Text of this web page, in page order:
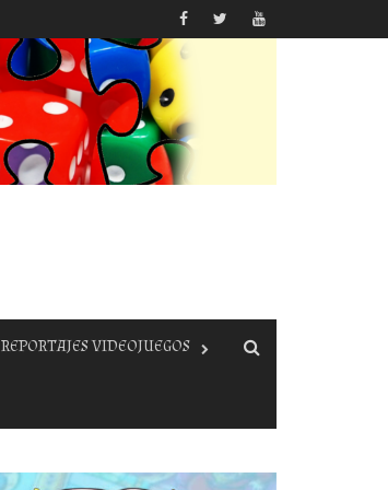
REPORTAJES VIDEOJUEGOS